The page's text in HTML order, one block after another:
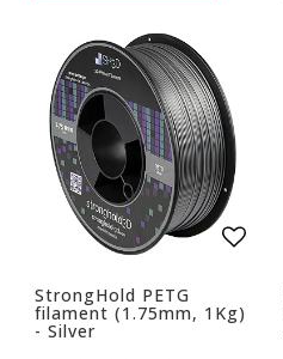
StrongHold PETG
filament (1.75mm, 1Kg)
- Silver